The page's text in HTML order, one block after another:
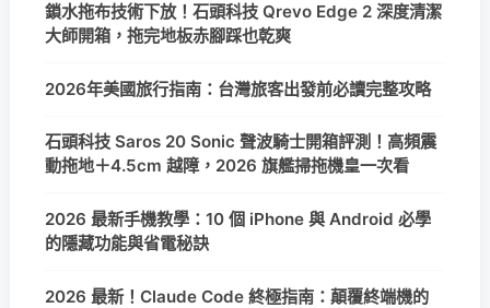
鎖水拖布技術下放！石頭科技 Qrevo Edge 2 深度清潔
大師開箱，拖完地板赤腳踩也乾爽
2026年美國旅行指南：台灣旅客出發前必讀完整攻略
石頭科技 Saros 20 Sonic 聲波騎士開箱評測！高頻震
動拖地＋4.5cm 越障，2026 旗艦掃拖機皇一次看
2026 最新手機教學：10 個 iPhone 與 Android 必學
的隱藏功能與省電秘訣
2026 最新！Claude Code 終極指南：顛覆終端機的